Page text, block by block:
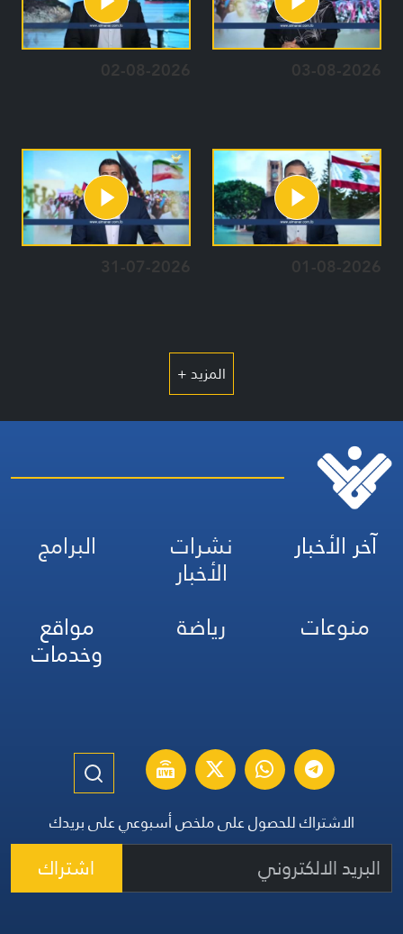
03-08-2026
02-08-2026
01-08-2026
31-07-2026
المزيد +
آخر الأخبار نشرات
الأخبار
البرامج
منوعات
رياضة مواقع
وخدمات
الاشتراك للحصول على ملخص أسبوعي على بريدك
اشتراك